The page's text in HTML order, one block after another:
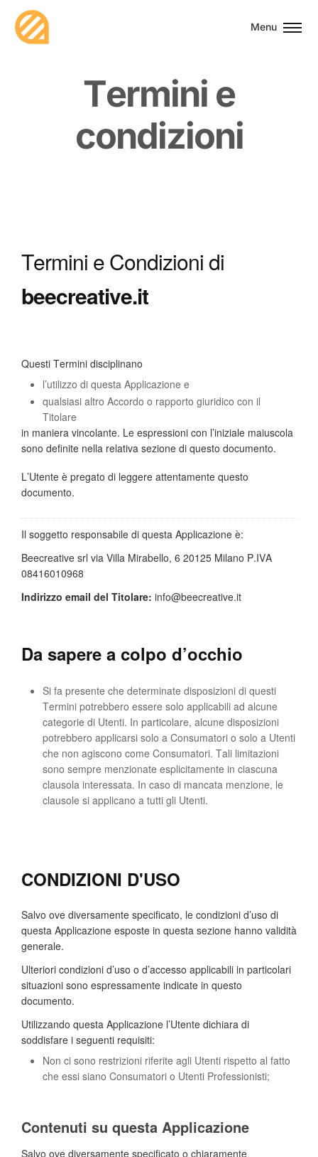
Menu
Termini e
condizioni
Termini e Condizioni di
beecreative.it
Questi Termini disciplinano
l’utilizzo di questa Applicazione e
qualsiasi altro Accordo o rapporto giuridico con il
Titolare
in maniera vincolante. Le espressioni con l’iniziale maiuscola
sono definite nella relativa sezione di questo documento.
L’Utente è pregato di leggere attentamente questo
documento.
Il soggetto responsabile di questa Applicazione è:
Beecreative srl via Villa Mirabello, 6 20125 Milano P.IVA
08416010968
Indirizzo email del Titolare: info@beecreative.it
Da sapere a colpo d’occhio
Si fa presente che determinate disposizioni di questi
Termini potrebbero essere solo applicabili ad alcune
categorie di Utenti. In particolare, alcune disposizioni
potrebbero applicarsi solo a Consumatori o solo a Utenti
che non agiscono come Consumatori. Tali limitazioni
sono sempre menzionate esplicitamente in ciascuna
clausola interessata. In caso di mancata menzione, le
clausole si applicano a tutti gli Utenti.
CONDIZIONI D'USO
Salvo ove diversamente specificato, le condizioni d’uso di
questa Applicazione esposte in questa sezione hanno validità
generale.
Ulteriori condizioni d’uso o d’accesso applicabili in particolari
situazioni sono espressamente indicate in questo
documento.
Utilizzando questa Applicazione l’Utente dichiara di
soddisfare i seguenti requisiti:
Non ci sono restrizioni riferite agli Utenti rispetto al fatto
che essi siano Consumatori o Utenti Professionisti;
Contenuti su questa Applicazione
Salvo ove diversamente specificato o chiaramente